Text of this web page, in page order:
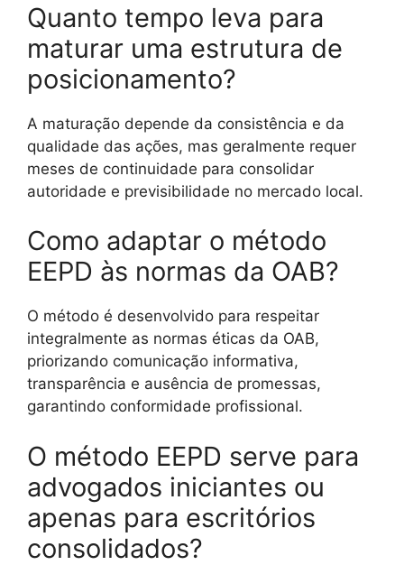
Quanto tempo leva para
maturar uma estrutura de
posicionamento?
A maturação depende da consistência e da
qualidade das ações, mas geralmente requer
meses de continuidade para consolidar
autoridade e previsibilidade no mercado local.
Como adaptar o método
EEPD às normas da OAB?
O método é desenvolvido para respeitar
integralmente as normas éticas da OAB,
priorizando comunicação informativa,
transparência e ausência de promessas,
garantindo conformidade profissional.
O método EEPD serve para
advogados iniciantes ou
apenas para escritórios
consolidados?